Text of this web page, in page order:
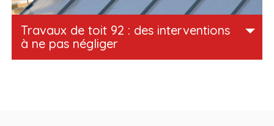
Travaux de toit 92 : des interventions
à ne pas négliger